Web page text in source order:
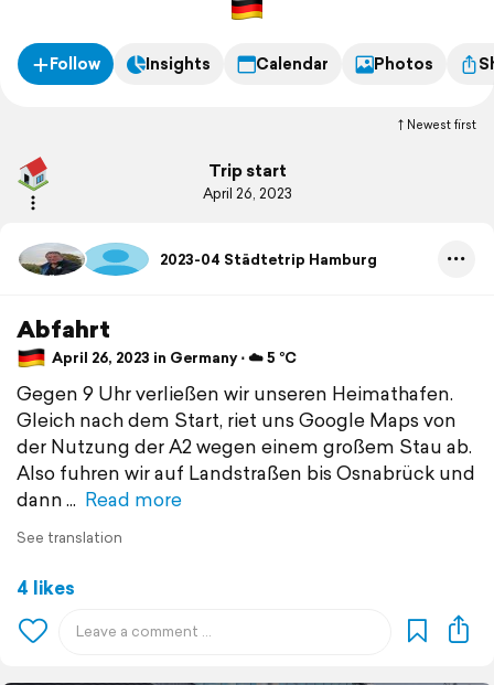
Follow Insights Calendar Photos
Newest first
Trip start
April 26, 2023
2023-04 Städtetrip Hamburg
Abfahrt
April 26, 2023 in Germany ⋅ ☁️ 5 °C
Gegen 9 Uhr verließen wir unseren Heimathafen.
Gleich nach dem Start, riet uns Google Maps von
der Nutzung der A2 wegen einem großem Stau ab.
Also fuhren wir auf Landstraßen bis Osnabrück und
dann
Read more
See translation
4 likes